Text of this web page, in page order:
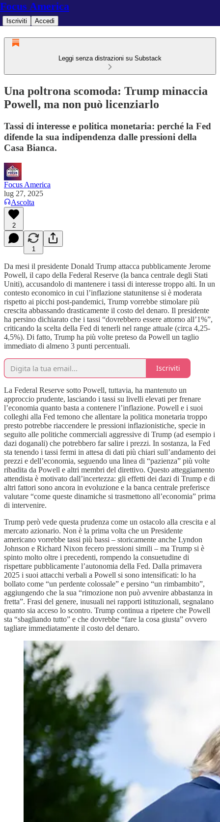
Focus America
Iscriviti Accedi
Leggi senza distrazioni su Substack
Una poltrona scomoda: Trump minaccia
Powell, ma non può licenziarlo
Tassi di interesse e politica monetaria: perché la Fed
difende la sua indipendenza dalle pressioni della
Casa Bianca.
Focus America
lug 27, 2025
Ascolta
2
1
Da mesi il presidente Donald Trump attacca pubblicamente Jerome
Powell, il capo della Federal Reserve (la banca centrale degli Stati
Uniti), accusandolo di mantenere i tassi di interesse troppo alti. In un
contesto economico in cui l’inflazione statunitense si è moderata
rispetto ai picchi post-pandemici, Trump vorrebbe stimolare più
crescita abbassando drasticamente il costo del denaro. Il presidente
ha persino dichiarato che i tassi “dovrebbero essere attorno all’1%”,
criticando la scelta della Fed di tenerli nel range attuale (circa 4,25-
4,5%). Di fatto, Trump ha più volte preteso da Powell un taglio
immediato di almeno 3 punti percentuali.
Iscriviti
La Federal Reserve sotto Powell, tuttavia, ha mantenuto un
approccio prudente, lasciando i tassi su livelli elevati per frenare
l’economia quanto basta a contenere l’inflazione. Powell e i suoi
colleghi alla Fed temono che allentare la politica monetaria troppo
presto potrebbe riaccendere le pressioni inflazionistiche, specie in
seguito alle politiche commerciali aggressive di Trump (ad esempio i
dazi doganali) che potrebbero far salire i prezzi. In sostanza, la Fed
sta tenendo i tassi fermi in attesa di dati più chiari sull’andamento dei
prezzi e dell’economia, seguendo una linea di “pazienza” più volte
ribadita da Powell e altri membri del direttivo. Questo atteggiamento
attendista è motivato dall’incertezza: gli effetti dei dazi di Trump e di
altri fattori sono ancora in evoluzione e la banca centrale preferisce
valutare “come queste dinamiche si trasmettono all’economia” prima
di intervenire.
Trump però vede questa prudenza come un ostacolo alla crescita e al
mercato azionario. Non è la prima volta che un Presidente
americano vorrebbe tassi più bassi – storicamente anche Lyndon
Johnson e Richard Nixon fecero pressioni simili – ma Trump si è
spinto molto oltre i precedenti, rompendo la consuetudine di
rispettare pubblicamente l’autonomia della Fed. Dalla primavera
2025 i suoi attacchi verbali a Powell si sono intensificati: lo ha
bollato come “un perdente colossale” e persino “un rimbambito”,
aggiungendo che la sua “rimozione non può avvenire abbastanza in
fretta”. Frasi del genere, inusuali nei rapporti istituzionali, segnalano
quanto sia acceso lo scontro. Trump continua a ripetere che Powell
sta “sbagliando tutto” e che dovrebbe “fare la cosa giusta” ovvero
tagliare immediatamente il costo del denaro.